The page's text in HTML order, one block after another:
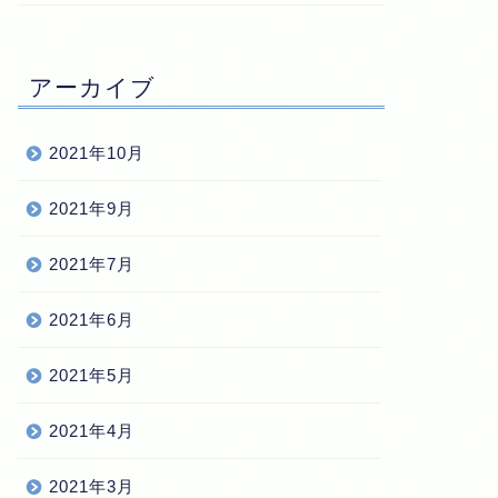
アーカイブ
2021年10月
2021年9月
2021年7月
2021年6月
2021年5月
2021年4月
2021年3月